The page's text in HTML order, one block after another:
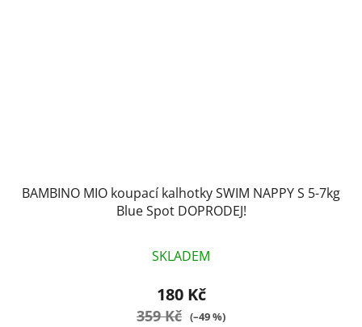
BAMBINO MIO koupací kalhotky SWIM NAPPY S 5-7kg
Blue Spot DOPRODEJ!
SKLADEM
180 Kč
359 Kč (–49 %)